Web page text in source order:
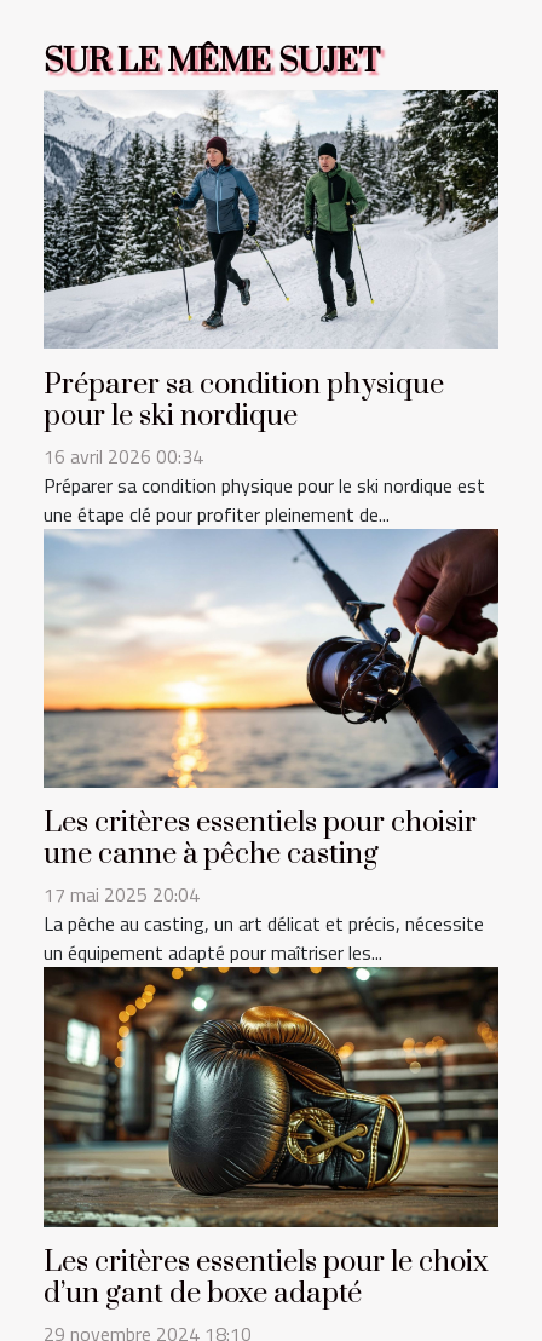
SUR LE MÊME SUJET
Préparer sa condition physique
pour le ski nordique
16 avril 2026 00:34
Préparer sa condition physique pour le ski nordique est
une étape clé pour profiter pleinement de...
Les critères essentiels pour choisir
une canne à pêche casting
17 mai 2025 20:04
La pêche au casting, un art délicat et précis, nécessite
un équipement adapté pour maîtriser les...
Les critères essentiels pour le choix
d’un gant de boxe adapté
29 novembre 2024 18:10